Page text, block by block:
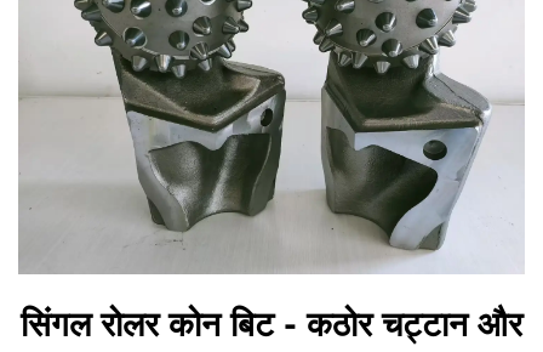
सिंगल रोलर कोन बिट - कठोर चट्टान और